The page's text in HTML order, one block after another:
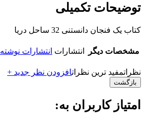
توضیحات تکمیلی
کتاب یک فنجان دانستنی 32 ساحل دریا
مشخصات دیگر انتشارات انتشارات نوشته
نظراتمفید ترین نظراتافزودن نظر جدید +
بازگشت
امتیاز کاربران به: